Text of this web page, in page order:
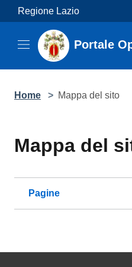
Salta al contenuto principale
Regione Lazio
Portale
Home > Mappa del sito
Mappa del
Pagine